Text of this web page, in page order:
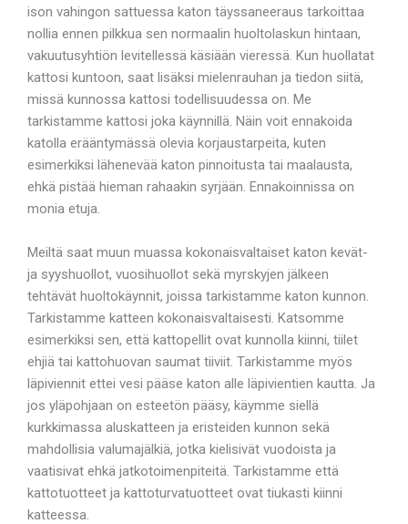
ison vahingon sattuessa katon täyssaneeraus tarkoittaa
nollia ennen pilkkua sen normaalin huoltolaskun hintaan,
vakuutusyhtiön levitellessä käsiään vieressä. Kun huollatat
kattosi kuntoon, saat lisäksi mielenrauhan ja tiedon siitä,
missä kunnossa kattosi todellisuudessa on. Me
tarkistamme kattosi joka käynnillä. Näin voit ennakoida
katolla erääntymässä olevia korjaustarpeita, kuten
esimerkiksi lähenevää katon pinnoitusta tai maalausta,
ehkä pistää hieman rahaakin syrjään. Ennakoinnissa on
monia etuja.
Meiltä saat muun muassa kokonaisvaltaiset katon kevät-
ja syyshuollot, vuosihuollot sekä myrskyjen jälkeen
tehtävät huoltokäynnit, joissa tarkistamme katon kunnon.
Tarkistamme katteen kokonaisvaltaisesti. Katsomme
esimerkiksi sen, että kattopellit ovat kunnolla kiinni, tiilet
ehjiä tai kattohuovan saumat tiiviit. Tarkistamme myös
läpiviennit ettei vesi pääse katon alle läpivientien kautta. Ja
jos yläpohjaan on esteetön pääsy, käymme siellä
kurkkimassa aluskatteen ja eristeiden kunnon sekä
mahdollisia valumajälkiä, jotka kielisivät vuodoista ja
vaatisivat ehkä jatkotoimenpiteitä. Tarkistamme että
kattotuotteet ja kattoturvatuotteet ovat tiukasti kiinni
katteessa.